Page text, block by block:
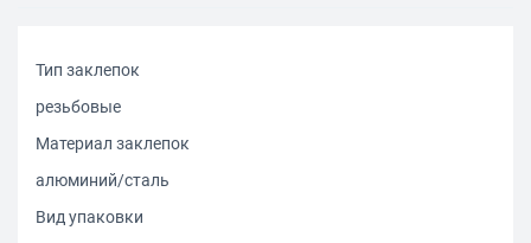
Тип заклепок
резьбовые
Материал заклепок
алюминий/сталь
Вид упаковки